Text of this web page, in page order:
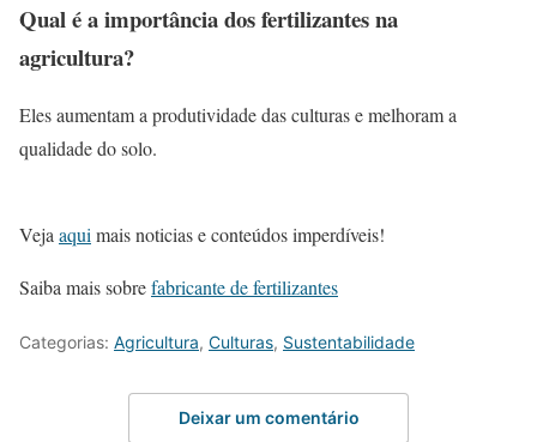
Qual é a importância dos fertilizantes na
agricultura?
Eles aumentam a produtividade das culturas e melhoram a
qualidade do solo.
Vejaaquimais noticias e conteúdos imperdíveis!
Saiba mais sobrefabricante de fertilizantes
Categorias: Agricultura, Culturas, Sustentabilidade
Deixar um comentário